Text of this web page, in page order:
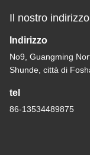
Il nostro indirizzo
Indirizzo
No9, Guangming
Shunde, città di
tel
86-13534489875